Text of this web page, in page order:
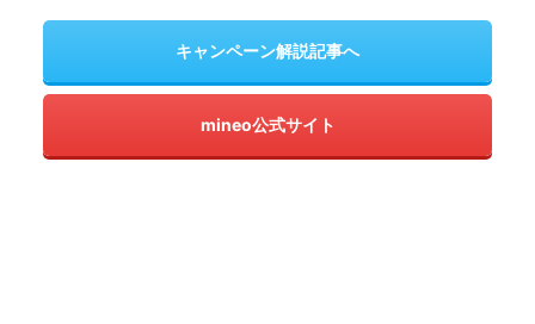
キャンペーン解説記事へ
mineo公式サイト